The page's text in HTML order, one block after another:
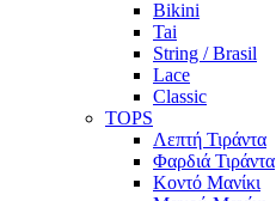
Bikini
Tai
String / Brasil
Lace
Classic
TOPS
Λεπτή Τιράντα
Φαρδιά Τιράντα
Κοντό Μανίκι